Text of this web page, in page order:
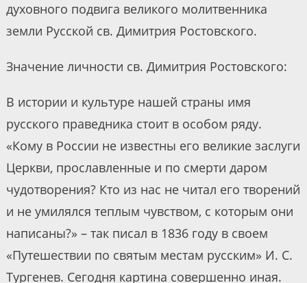
духовного подвига великого молитвенника
земли Русской св. Димитрия Ростовского.
Значение личности св. Димитрия Ростовского:
В истории и культуре нашей страны имя
русского праведника стоит в особом ряду.
«Кому в России не известны его великие заслуги
Церкви, прославленные и по смерти даром
чудотворения? Кто из нас не читал его творений
и не умилялся теплым чувством, с которым они
написаны?» – так писал в 1836 году в своем
«Путешествии по святым местам русским» И. С.
Тургенев. Сегодня картина совершенно иная.